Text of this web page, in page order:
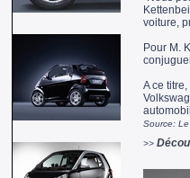
voiture,
Pour M.
A ce
Source:
>>